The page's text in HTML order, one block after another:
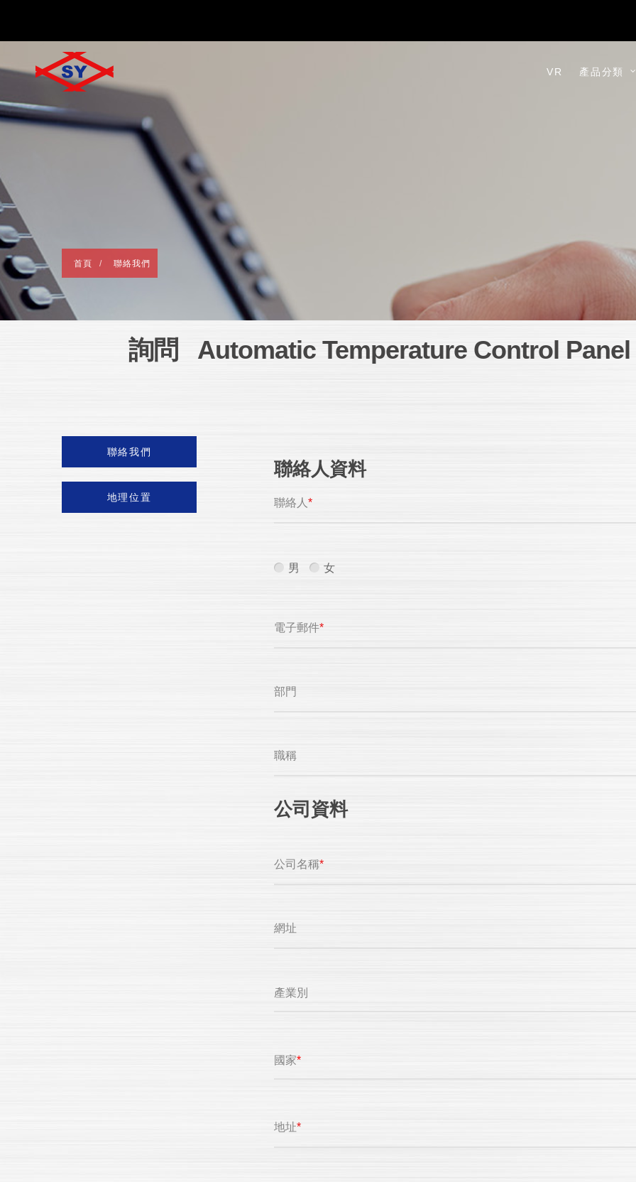
VR 產品分類
首頁 聯絡我們
詢問 Automatic Temperature Control
聯絡我們
地理位置
聯絡人資料
聯絡人 *
男 女
電子郵件*
部門
職稱
公司資料
公司名稱*
網址
產業別
國家
地址*